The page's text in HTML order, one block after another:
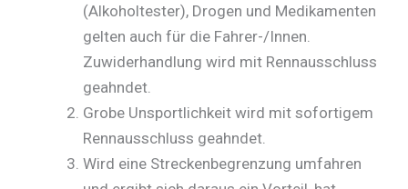
(Alkoholtester), Drogen und Medikamenten
gelten auch für die Fahrer-/Innen.
Zuwiderhandlung wird mit Rennausschluss
geahndet.
Grobe Unsportlichkeit wird mit sofortigem
Rennausschluss geahndet.
Wird eine Streckenbegrenzung umfahren